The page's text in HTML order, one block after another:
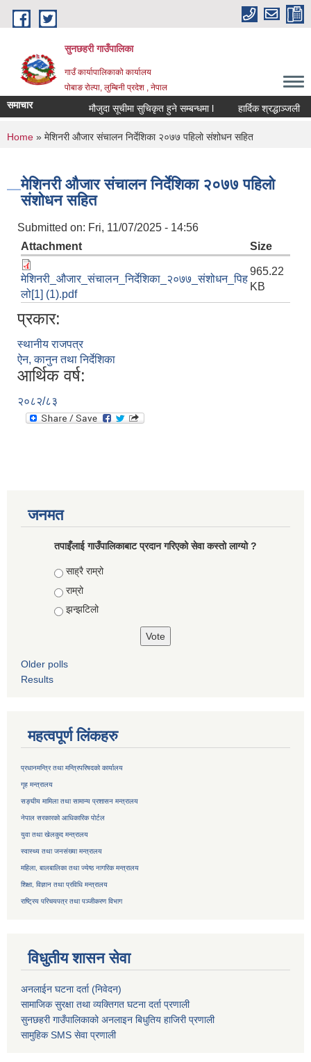
Skip to main content
सुनछहरी गाउँपालिका
गाउँ कार्यापालिकाको कार्यालय
पोबाङ रोल्पा, लुम्बिनी प्रदेश , नेपाल
समाचार मौजुदा सूचीमा सुचिकृत हुने सम्बन्धमा l हार्दिक श्रद्धाञ्जली
You are here
Home » मेशिनरी औजार संचालन निर्देशिका २०७७ पहिलो संशोधन सहित
मेशिनरी औजार संचालन निर्देशिका २०७७ पहिलो
संशोधन सहित
Submitted on: Fri, 11/07/2025 - 14:56
Attachment
Size
मेशिनरी_औजार_संचालन_निर्देशिका_२०७७_संशोधन_पिह
लो[1] (1).pdf
965.22
KB
प्रकार:
स्थानीय राजपत्र
ऐन, कानुन तथा निर्देशिका
आर्थिक वर्ष:
२०८२/८३
जनमत
तपाइँलाई गाउँपालिकाबाट प्रदान गरिएको सेवा कस्तो लाग्यो ?
Choices
साह्रै राम्रो
राम्रो
झन्झटिलो
Older polls
Results
महत्वपूर्ण लिंकहरु
प्रधानमन्त्रि तथा मन्त्रिपरिषदको कार्यालय
गृह मन्त्रालय
सङ्घीय मामिला तथा सामान्य प्रशासन मन्त्रालय
नेपाल सरकारको आधिकारिक पोर्टल
युवा तथा खेलकुद मन्त्रालय
स्वास्थ्य तथा जनसंख्या मन्त्रालय
महिला, बालबालिका तथा ज्येष्ठ नागरिक मन्त्रालय
शिक्षा, विज्ञान तथा प्रविधि मन्त्रालय
राष्ट्रिय परिचयपत्र तथापञ्जीकरण विभाग
विधुतीय शासन सेवा
अनलाईन घटना दर्ता (निवेदन)
सामाजिक सुरक्षा तथा व्यक्तिगत घटना दर्ताप्रणाली
सुनछहरी गाउँपालिकाको अनलाइन बिधुतिय हाजिरी प्रणाली
सामुहिकSMS सेवाप्रणाली